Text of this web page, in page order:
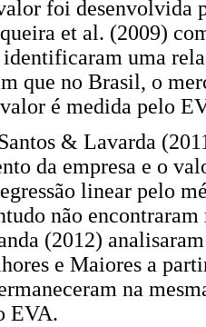
foi
et al. (2009)
uma
que no Brasil, o
é medida pelo
& Lavarda
da empresa e o
linear pelo
não
(2012)
e Maiores a
na
EVA.